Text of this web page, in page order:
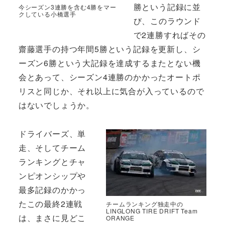
今シーズン3連勝を含む4勝をマー
クしている小橋選手
勝という記録に並
び、このラウンド
で2連勝すればその
齋藤選手の持つ年間5勝という記録を更新し、シ
ーズン6勝という大記録を達成するまたとない機
会とあって、シーズン4連勝のかかったオートポ
リスと同じか、それ以上に気合が入っているので
はないでしょうか。
チームランキング独走中の
LINGLONG TIRE DRIFT Team
ORANGE
ドライバーズ、単
走、そしてチーム
ランキングとチャ
ンピオンシップや
最多記録のかかっ
たこの最終2連戦
は、まさに見どこ